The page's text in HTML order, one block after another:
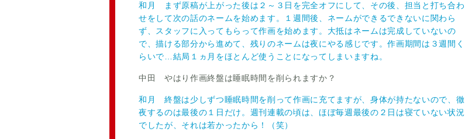
和月 まず原稿が上がった後は２～３日を完全オフにして、その後、担当と打ち合わ
せをして次の話のネームを始めます。１週間後、ネームができるできないに関わら
ず、スタッフに入ってもらって作画を始めます。大抵はネームは完成していないの
で、描ける部分から進めて、残りのネームは夜にやる感じです。作画期間は３週間く
らいで…結局１ヵ月をほとんど使うことになってしまいますね。
中田 やはり作画終盤は睡眠時間を削られますか？
和月 終盤は少しずつ睡眠時間を削って作画に充てますが、身体が持たないので、徹
夜するのは最後の１日だけ。週刊連載の頃は、ほぼ毎週最後の２日は寝ていない状況
でしたが、それは若かったから！（笑）